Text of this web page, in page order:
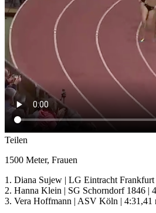
Teilen
1500 Meter, Frauen
1. Diana Sujew | LG Eintracht Frankfurt
2. Hanna Klein | SG Schorndorf 1846 |
3. Vera Hoffmann | ASV Köln | 4:31,41